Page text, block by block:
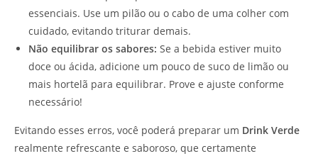
essenciais. Use um pilão ou o cabo de uma colher com
cuidado, evitando triturar demais.
Não equilibrar os sabores: Se a bebida estiver muito
doce ou ácida, adicione um pouco de suco de limão ou
mais hortelã para equilibrar. Prove e ajuste conforme
necessário!
Evitando esses erros, você poderá preparar um Drink Verde
realmente refrescante e saboroso, que certamente